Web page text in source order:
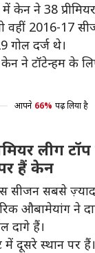
केन ने 38
वहीं 2016-17
गोल दर्ज थे।
ने टॉटेन्हम के
आपने 66% पढ़ लिया है
लीग टॉप
हैं केन
सीजन सबसे
औबामेयांग ने
दागे हैं।
में दूसरे स्थान पर